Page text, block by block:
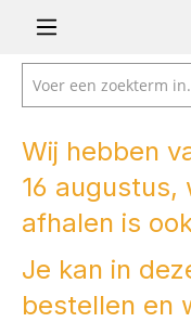
Ga
Wij hebben
16 augustus,
afhalen is
Je kan in
bestellen en